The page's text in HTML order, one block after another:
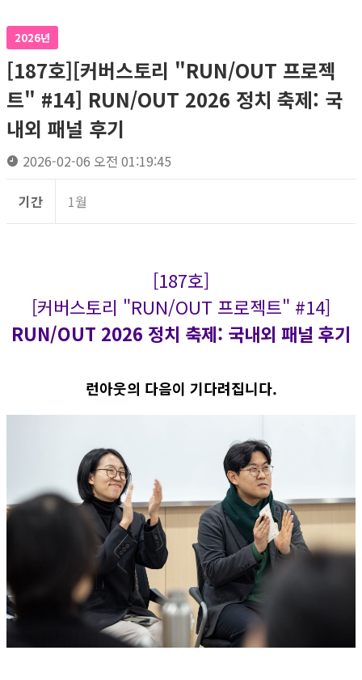
2026년
[187호][커버스토리 "RUN/OUT 프로젝
트" #14] RUN/OUT 2026 정치 축제: 국
내외 패널 후기
2026-02-06 오전 01:19:45
기간 1월
[187호]
[커버스토리 "RUN/OUT 프로젝트" #14]
RUN/OUT 2026 정치 축제: 국내외 패널 후기
런아웃의 다음이 기다려집니다.